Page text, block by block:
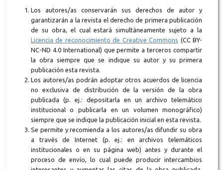
Los autores/as conservarán sus derechos de autor y
garantizarán a la revista el derecho de primera publicación
de su obra, el cual estará simultáneamente sujeto a la
Licencia de reconocimiento de Creative Commons (CC BY-
NC-ND 4.0 International) que permite a terceros compartir
la obra siempre que se indique su autor y su primera
publicación esta revista.
Los autores/as podrán adoptar otros acuerdos de licencia
no exclusiva de distribución de la versión de la obra
publicada (p. ej.: depositarla en un archivo telemático
institucional o publicarla en un volumen monográfico)
siempre que se indique la publicación inicial en esta revista.
Se permite y recomienda a los autores/as difundir su obra
a través de Internet (p. ej.: en archivos telemáticos
institucionales o en su página web) antes y durante el
proceso de envío, lo cual puede producir intercambios